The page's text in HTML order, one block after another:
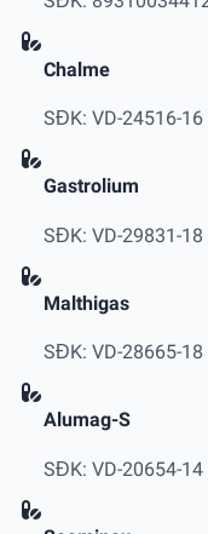
Chalme
SĐK: VD-24516-16
Gastrolium
SĐK: VD-29831-18
Malthigas
SĐK: VD-28665-18
Alumag-S
SĐK: VD-20654-14